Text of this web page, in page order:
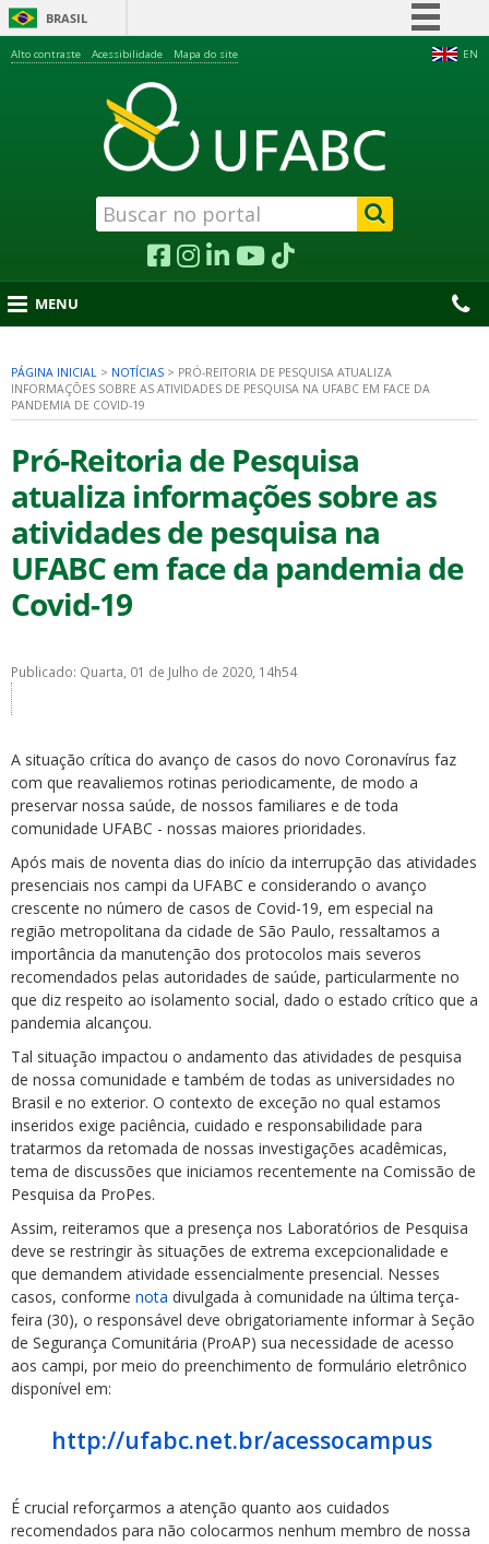
BRASIL
Acesso à informação
Legislação
Canais
EN
Alto contraste Acessibilidade Mapa do site
MENU
PÁGINA INICIAL > NOTÍCIAS > PRÓ-REITORIA DE PESQUISA ATUALIZA
INFORMAÇÕES SOBRE AS ATIVIDADES DE PESQUISA NA UFABC EM FACE DA
PANDEMIA DE COVID-19
Pró-Reitoria de Pesquisa
atualiza informações sobre as
atividades de pesquisa na
UFABC em face da pandemia de
Covid-19
Publicado: Quarta, 01 de Julho de 2020, 14h54
A situação crítica do avanço de casos do novo Coronavírus faz
com que reavaliemos rotinas periodicamente, de modo a
preservar nossa saúde, de nossos familiares e de toda
comunidade UFABC - nossas maiores prioridades.
Após mais de noventa dias do início da interrupção das atividades
presenciais nos campi da UFABC e considerando o avanço
crescente no número de casos de Covid-19, em especial na
região metropolitana da cidade de São Paulo, ressaltamos a
importância da manutenção dos protocolos mais severos
recomendados pelas autoridades de saúde, particularmente no
que diz respeito ao isolamento social, dado o estado crítico que a
pandemia alcançou.
Tal situação impactou o andamento das atividades de pesquisa
de nossa comunidade e também de todas as universidades no
Brasil e no exterior. O contexto de exceção no qual estamos
inseridos exige paciência, cuidado e responsabilidade para
tratarmos da retomada de nossas investigações acadêmicas,
tema de discussões que iniciamos recentemente na Comissão de
Pesquisa da ProPes.
Assim, reiteramos que a presença nos Laboratórios de Pesquisa
deve se restringir às situações de extrema excepcionalidade e
que demandem atividade essencialmente presencial. Nesses
casos, conforme nota divulgada à comunidade na última terça-
feira (30), o responsável deve obrigatoriamente informar à Seção
de Segurança Comunitária (ProAP) sua necessidade de acesso
aos campi, por meio do preenchimento de formulário eletrônico
disponível em:
http://ufabc.net.br/acessocampus
É crucial reforçarmos a atenção quanto aos cuidados
recomendados para não colocarmos nenhum membro de nossa